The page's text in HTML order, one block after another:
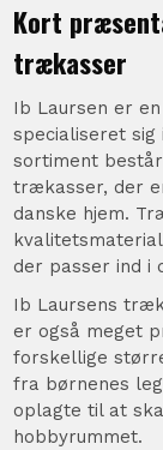
Kort
trækasser
Ib Laursen er
specialiseret
sortiment
trækasser, der
danske hjem.
der passer ind i
Ib Laursens
er også meget
forskellige
fra børnenes
oplagte til at
hobbyrummet.